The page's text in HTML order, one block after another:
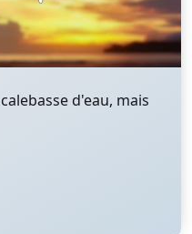
d'eau, mais